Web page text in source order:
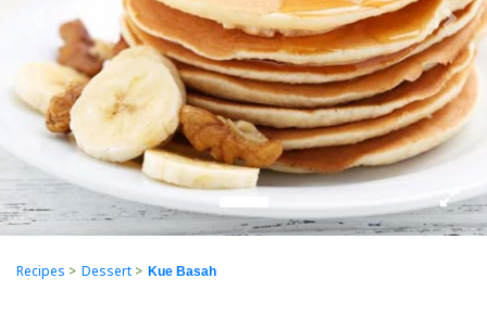
Previous Next
Recipes > Dessert > Kue Basah